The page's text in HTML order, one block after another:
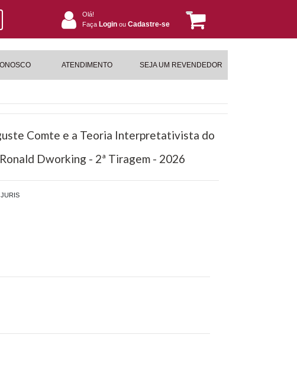
Olá!
Faça Login ou Cadastre-se
ATENDIMENTO SEJA UM REVENDEDOR
Comte e a Teoria Interpretativista do
Dworking - 2ª Tiragem - 2026